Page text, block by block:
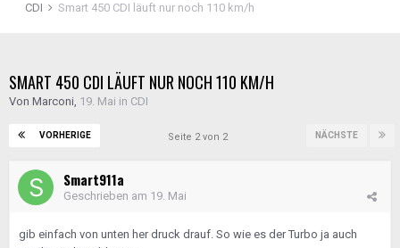
CDI
Smart 450 CDI läuft nur noch 110 km/h
SMART 450 CDI LÄUFT NUR NOCH 110 KM/H
Von Marconi, 19. Mai in CDI
VORHERIGE NÄCHSTE
Seite 2 von 2
Smart911a
Geschrieben am 19. Mai
gib einfach von unten her druck drauf. So wie es der Turbo ja auch